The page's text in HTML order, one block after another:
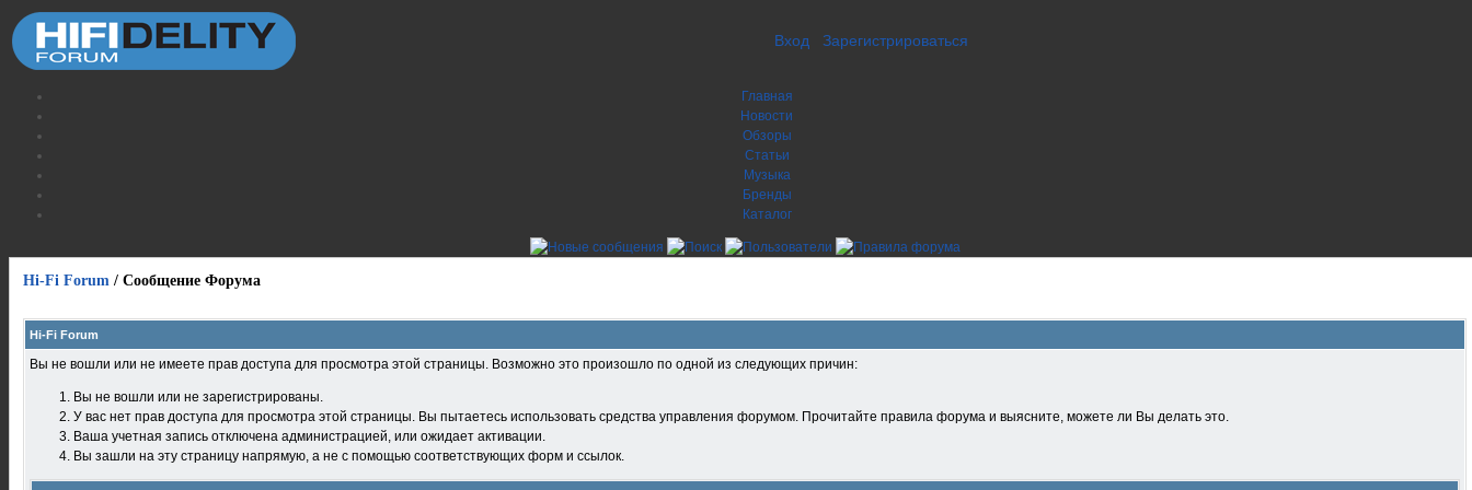
Вход Зарегистрироваться
Главная
Новости
Обзоры
Статьи
Музыка
Бренды
Каталог
Hi-Fi Forum / Сообщение Форума
Hi-Fi Forum
Вы не вошли или не имеете прав доступа для просмотра этой страницы. Возможно это произошло по одной из следующих причин:
Вы не вошли или не зарегистрированы.
У вас нет прав доступа для просмотра этой страницы. Вы пытаетесь использовать средства управления форумом. Прочитайте правила форума и выясните, можете ли Вы делать это.
Ваша учетная запись отключена администрацией, или ожидает активации.
Вы зашли на эту страницу напрямую, а не с помощью соответствующих форм и ссылок.